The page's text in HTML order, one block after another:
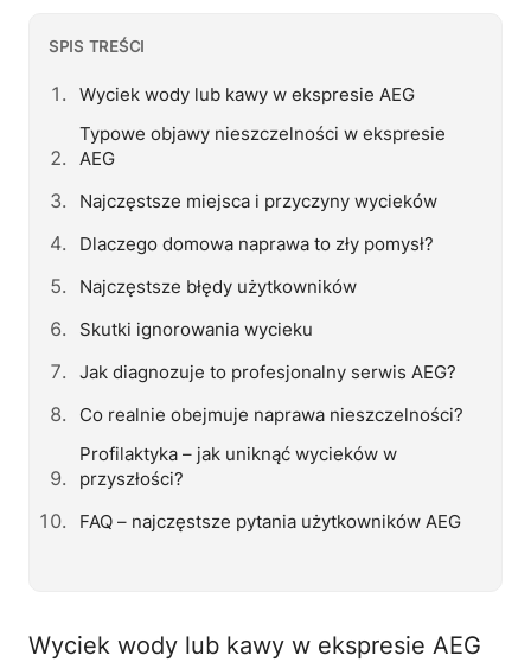
SPIS TREŚCI
Wyciek wody lub kawy w ekspresie AEG
Typowe objawy nieszczelności w ekspresie
AEG
Najczęstsze miejsca i przyczyny wycieków
Dlaczego domowa naprawa to zły pomysł?
Najczęstsze błędy użytkowników
Skutki ignorowania wycieku
Jak diagnozuje to profesjonalny serwis AEG?
Co realnie obejmuje naprawa nieszczelności?
Profilaktyka – jak uniknąć wycieków w
przyszłości?
FAQ – najczęstsze pytania użytkowników AEG
Wyciek wody lub kawy w ekspresie AEG